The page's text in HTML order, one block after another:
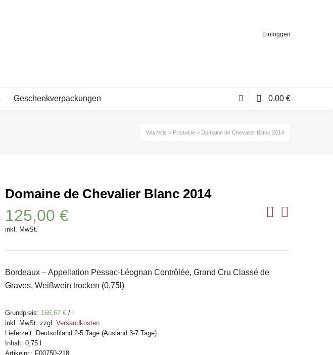
Einloggen
Geschenkverpackungen 0,00 €
Villa Vitis > Produkte > Domaine de Chevalier Blanc 2014
Domaine de Chevalier Blanc 2014
125,00€
inkl. MwSt.
Bordeaux – Appellation Pessac-Léognan Contrôlée, Grand Cru Classé de
Graves, Weißwein trocken (0,75l)
Grundpreis: 166,67€ /
inkl. MwSt. zzgl.Versandkosten
Lieferzeit: Deutschland 2-5 Tage (Ausland 3-7 Tage)
Inhalt: 0,75
Artikelnr.: F00750-218